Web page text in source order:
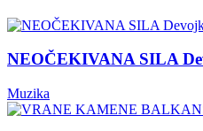
NEOČEKIVANA SILA
Muzika